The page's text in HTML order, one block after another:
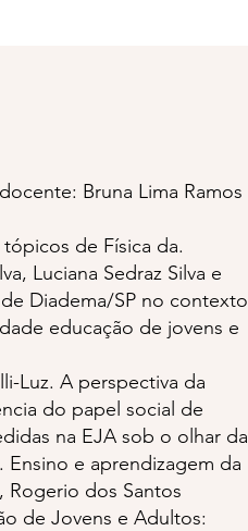
Bruna Lima Ramos
de Física da.
Luciana Sedraz Silva e
Diadema/SP no contexto
educação de jovens e
Luz. A perspectiva da
do papel social de
na EJA sob o olhar da
e aprendizagem da
Rogerio dos Santos
de Jovens e Adultos: